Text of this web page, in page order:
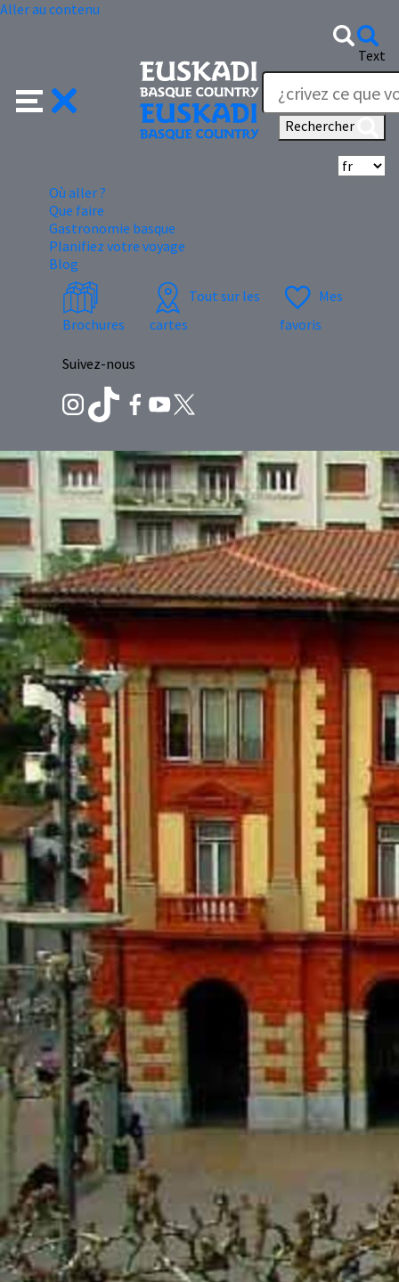
Aller au contenu
Text
Rechercher
Où aller ?
Que faire
Gastronomie basque
Planifiez votre voyage
Blog
Brochures
Tout sur les
cartes
Mes
favoris
Suivez-nous